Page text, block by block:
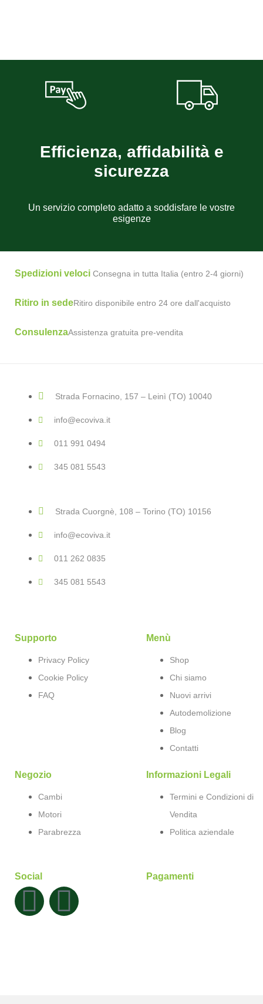
Efficienza, affidabilità e
sicurezza
Un servizio completo adatto a soddisfare le vostre
esigenze
Spedizioni veloci Consegna in tutta Italia (entro 2-4 giorni)
Ritiro in sedeRitiro disponibile entro 24 ore dall'acquisto
ConsulenzaAssistenza gratuita pre-vendita
Strada Fornacino, 157 – Leinì (TO) 10040
info@ecoviva.it
011 991 0494
345 081 5543
Strada Cuorgnè, 108 – Torino (TO) 10156
info@ecoviva.it
011 262 0835
345 081 5543
Supporto
Privacy Policy
Cookie Policy
FAQ
Menù
Shop
Chi siamo
Nuovi arrivi
Autodemolizione
Blog
Contatti
Negozio
Cambi
Motori
Parabrezza
Informazioni Legali
Termini e Condizioni di
Vendita
Politica aziendale
Social Pagamenti